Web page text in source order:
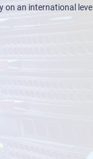
on an international level